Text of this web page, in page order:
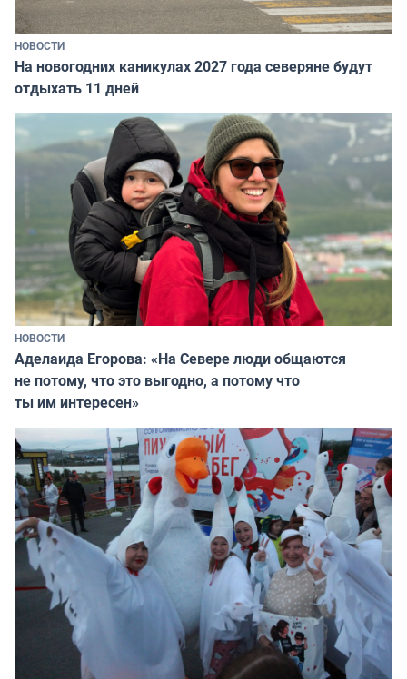
НОВОСТИ
На новогодних каникулах 2027 года северяне будут
отдыхать 11 дней
НОВОСТИ
Аделаида Егорова: «На Севере люди общаются
не потому, что это выгодно, а потому что
ты им интересен»